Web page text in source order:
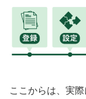
ここからは、実